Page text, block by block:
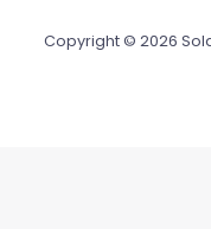
Copyright © 2026